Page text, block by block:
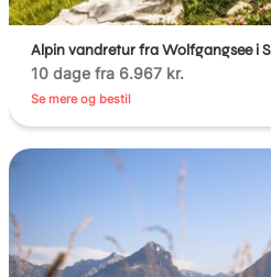
Alpin vandretur fra Wolfgangsee i
10 dage fra 6.967 kr.
Se mere og bestil